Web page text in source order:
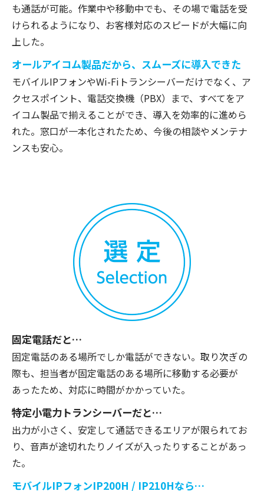
も通話が可能。作業中や移動中でも、その場で電話を受
けられるようになり、お客様対応のスピードが大幅に向
上した。
オールアイコム製品だから、スムーズに導入できた
モバイルIPフォンやWi-Fiトランシーバーだけでなく、ア
クセスポイント、電話交換機（PBX）まで、すべてをア
イコム製品で揃えることができ、導入を効率的に進めら
れた。窓口が一本化されたため、今後の相談やメンテナ
ンスも安心。
固定電話だと…
固定電話のある場所でしか電話ができない。取り次ぎの
際も、担当者が固定電話のある場所に移動する必要が
あったため、対応に時間がかかっていた。
特定小電力トランシーバーだと…
出力が小さく、安定して通話できるエリアが限られてお
り、音声が途切れたりノイズが入ったりすることがあっ
た。
モバイルIPフォンIP200H / IP210Hなら…